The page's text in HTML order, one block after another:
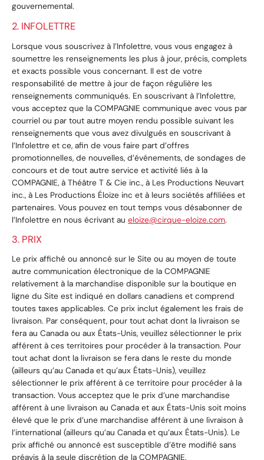
gouvernemental.
2. INFOLETTRE
Lorsque vous souscrivez à l’Infolettre, vous vous engagez à
soumettre les renseignements les plus à jour, précis, complets
et exacts possible vous concernant. Il est de votre
responsabilité de mettre à jour de façon régulière les
renseignements communiqués. En souscrivant à l’Infolettre,
vous acceptez que la COMPAGNIE communique avec vous par
courriel ou par tout autre moyen rendu possible suivant les
renseignements que vous avez divulgués en souscrivant à
l’Infolettre et ce, afin de vous faire part d’offres
promotionnelles, de nouvelles, d’événements, de sondages de
concours et de tout autre service et activité liés à la
COMPAGNIE, à Théâtre T & Cie inc., à Les Productions Neuvart
inc., à Les Productions Éloize inc et à leurs sociétés affiliées et
partenaires. Vous pouvez en tout temps vous désabonner de
l’Infolettre en nous écrivant aueloize@cirque-eloize.com.
3. PRIX
Le prix affiché ou annoncé sur le Site ou au moyen de toute
autre communication électronique de la COMPAGNIE
relativement à la marchandise disponible sur la boutique en
ligne du Site est indiqué en dollars canadiens et comprend
toutes taxes applicables. Ce prix inclut également les frais de
livraison. Par conséquent, pour tout achat dont la livraison se
fera au Canada ou aux États-Unis, veuillez sélectionner le prix
afférent à ces territoires pour procéder à la transaction. Pour
tout achat dont la livraison se fera dans le reste du monde
(ailleurs qu’au Canada et qu’aux États-Unis), veuillez
sélectionner le prix afférent à ce territoire pour procéder à la
transaction. Vous acceptez que le prix d’une marchandise
afférent à une livraison au Canada et aux États-Unis soit moins
élevé que le prix d’une marchandise afférent à une livraison à
l’international (ailleurs qu’au Canada et qu’aux États-Unis). Le
prix affiché ou annoncé est susceptible d’être modifié sans
préavis à la seule discrétion de la COMPAGNIE.